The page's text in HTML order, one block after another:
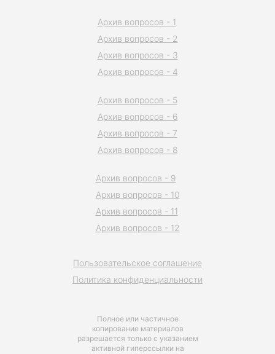
Полное или частичное
копирование материалов
разрешается только с указанием
активной гиперссылки на
Пользовательское соглашение
Политика конфиденциальности
Архив вопросов - 1
Архив вопросов - 2
Архив вопросов - 3
Архив вопросов - 4
Архив вопросов - 5
Архив вопросов - 6
Архив вопросов - 7
Архив вопросов - 8
Архив вопросов - 9
Архив вопросов - 10
Архив вопросов - 11
Архив вопросов - 12